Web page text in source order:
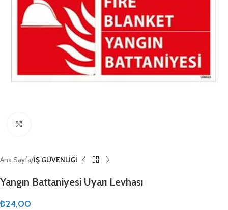
Ana Sayfa İŞ GÜVENLİĞİ
Yangın Battaniyesi Uyarı Levhası
₺24,00